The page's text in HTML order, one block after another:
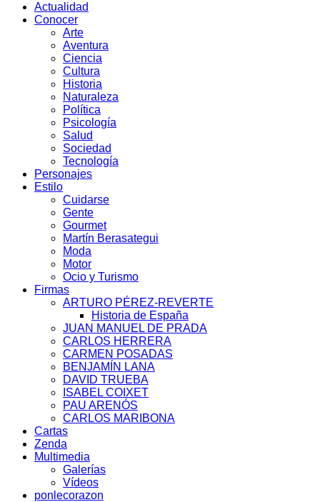
Actualidad
Conocer
Arte
Aventura
Ciencia
Cultura
Historia
Naturaleza
Política
Psicología
Salud
Sociedad
Tecnología
Personajes
Estilo
Cuidarse
Gente
Gourmet
Martín Berasategui
Moda
Motor
Ocio y Turismo
Firmas
ARTURO PÉREZ-REVERTE
Historia de España
JUAN MANUEL DE PRADA
CARLOS HERRERA
CARMEN POSADAS
BENJAMÍN LANA
DAVID TRUEBA
ISABEL COIXET
PAU ARENÓS
CARLOS MARIBONA
Cartas
Zenda
Multimedia
Galerías
Vídeos
ponlecorazon